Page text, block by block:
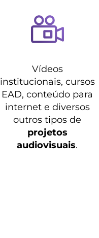
Vídeos
institucionais, cursos
EAD, conteúdo para
internet e diversos
outros tipos de
projetos
audiovisuais.